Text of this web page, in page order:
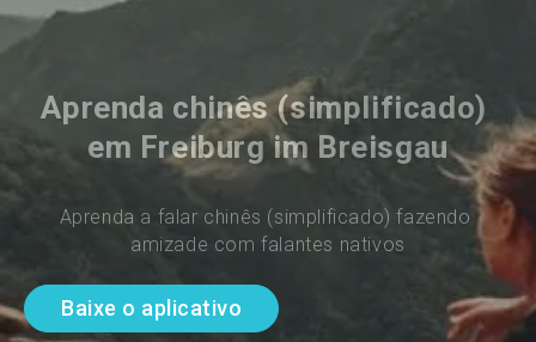
Aprenda chinês (simplificado)
em Freiburg im Breisgau
Aprenda a falar chinês (simplificado) fazendo
amizade com falantes nativos
Baixe o aplicativo